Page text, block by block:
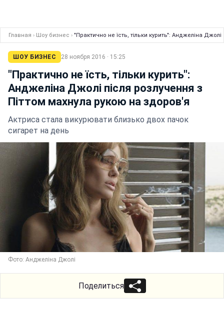
Главная › Шоу бизнес › "Практично не їсть, тільки курить": Анджеліна
ШОУ БИЗНЕС 28 ноября 2016 · 15:25
"Практично не їсть, тільки курить":
Анджеліна Джолі після розлучення з
Піттом махнула рукою на здоров'я
Актриса стала викурювати близько двох пачок
сигарет на день
Фото: Анджеліна Джолі
Поделиться